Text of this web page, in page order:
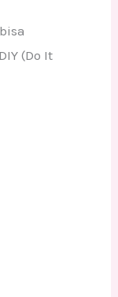
(Do It